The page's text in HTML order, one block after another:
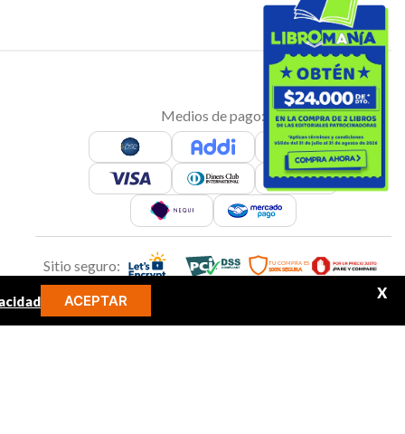
ACEPTAR X
Medios de pago:
Sitio seguro: